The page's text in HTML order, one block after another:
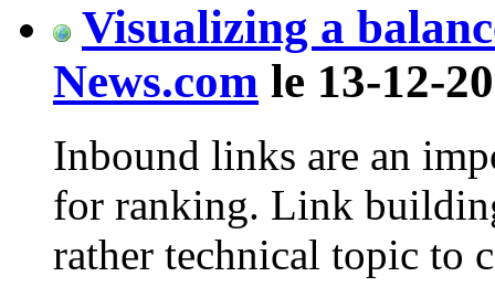
Visualizing a
News.com le 13-12-
Inbound links are an
for ranking. Link
rather technical topic to